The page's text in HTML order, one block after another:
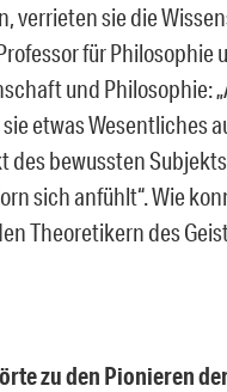
verrieten sie die
für
und Philosophie:
etwas Wesentliches
bewussten
sich anfühlt“. Wie
Theoretikern des
zu den Pionieren